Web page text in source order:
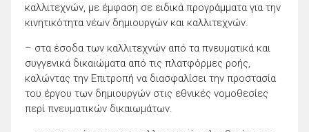
καλλιτεχνών, με έμφαση σε ειδικά προγράμματα για την
κινητικότητα νέων δημιουργών και καλλιτεχνών.
– στα έσοδα των καλλιτεχνών από τα πνευματικά και
συγγενικά δικαιώματα από τις πλατφόρμες ροής,
καλώντας την Επιτροπή να διασφαλίσει την προστασία
του έργου των δημιουργών στις εθνικές νομοθεσίες
περί πνευματικών δικαιωμάτων.